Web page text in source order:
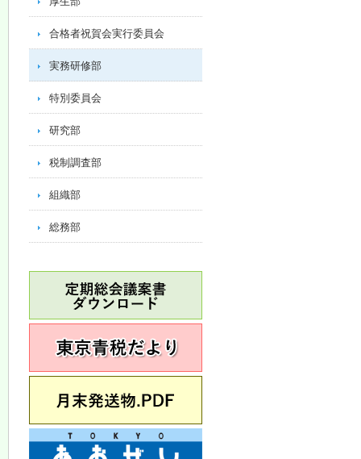
合格者祝賀会実行委員会
実務研修部
特別委員会
研究部
税制調査部
組織部
総務部